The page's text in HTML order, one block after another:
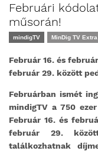
Februári
műsorán!
mindigTV MinDig TV Extra
Február 16. és
február 29. között
Februárban ismét
mindigTV a 750
Február 16. és
február 29.
találkozhatnak